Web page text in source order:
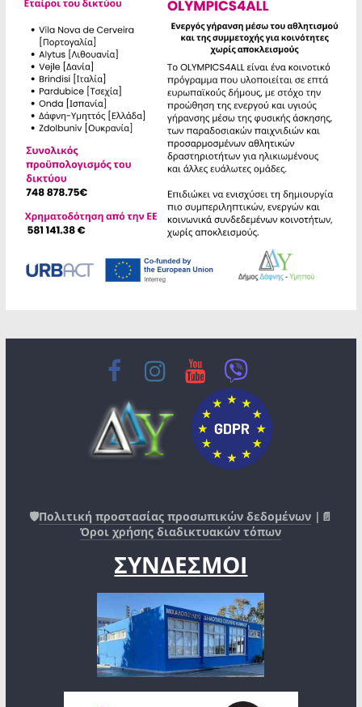
🛡️Πολιτική προστασίας προσωπικών δεδομένων |📄
Όροι χρήσης διαδικτυακών τόπων
ΣΥΝΔΕΣΜΟΙ